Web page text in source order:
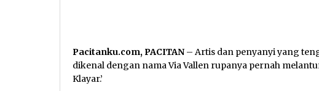
Pacitanku.com, PACITAN – Artis dan penyanyi yang
dikenal dengan nama Via Vallen rupanya pernah
Klayar.’